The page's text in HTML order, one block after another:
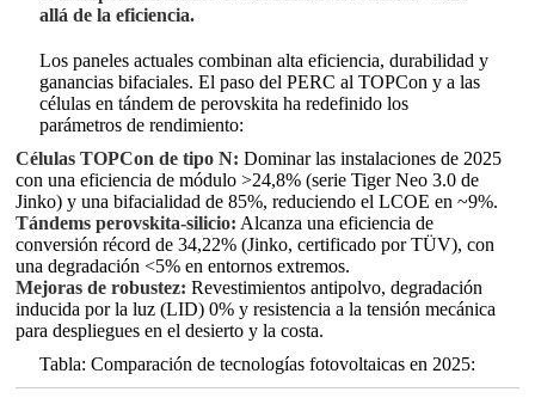
allá de la eficiencia.
Los paneles actuales combinan alta eficiencia, durabilidad y
ganancias bifaciales. El paso del PERC al TOPCon y a las
células en tándem de perovskita ha redefinido los
parámetros de rendimiento:
Células TOPCon de tipo N: Dominar las instalaciones de 2025
con una eficiencia de módulo >24,8% (serie Tiger Neo 3.0 de
Jinko) y una bifacialidad de 85%, reduciendo el LCOE en ~9%.
Tándems perovskita-silicio: Alcanza una eficiencia de
conversión récord de 34,22% (Jinko, certificado por TÜV), con
una degradación <5% en entornos extremos.
Mejoras de robustez: Revestimientos antipolvo, degradación
inducida por la luz (LID) 0% y resistencia a la tensión mecánica
para despliegues en el desierto y la costa.
Tabla: Comparación de tecnologías fotovoltaicas en 2025: